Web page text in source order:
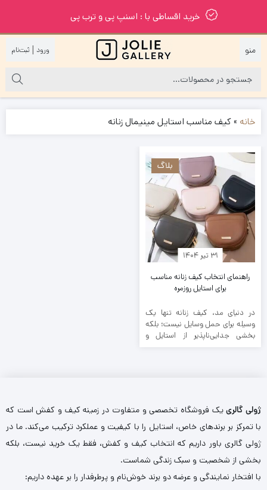
خرید اقساطی با : اسنپ پی و ترب پی
|
خانه »کیف مناسب استایل مینیمال زنانه
بلاگ
۳۱ تیر ۱۴۰۴
راهنمای انتخاب کیف زنانه مناسب
برای استایل روزمره
در دنیای مد، کیف زنانه تنها یک
وسیله برای حمل وسایل نیست؛ بلکه
بخشی جدایی‌ناپذیر از استایل و
ژولی گالرییک فروشگاه تخصصی و متفاوت در زمینه کیف و کفش است که
با تمرکز بر برندهای خاص، استایل را با کیفیت و عملکرد ترکیب می‌کند. ما در
ژولی گالری باور داریم که انتخاب کیف و کفش، فقط یک خرید نیست، بلکه
بخشی از شخصیت و سبک زندگی شماست.
با افتخار نمایندگی و عرضه دو برند خوش‌نام و پرطرفدار را بر عهده داریم: